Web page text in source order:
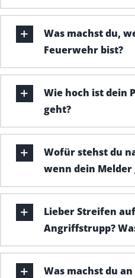
Was machst du,
Feuerwehr bist?
Wie hoch ist dein
geht?
Wofür stehst du
wenn dein Melder
Lieber Streifen
Angriffstrupp?
Was machst du